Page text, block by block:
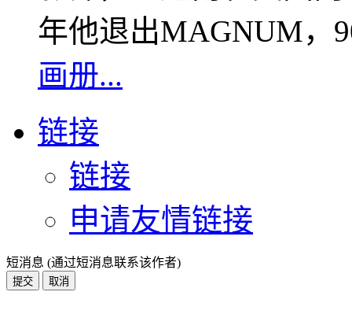
年他退出MAGNUM，
画册...
链接
链接
申请友情链接
短消息 (通过短消息联系该作者)